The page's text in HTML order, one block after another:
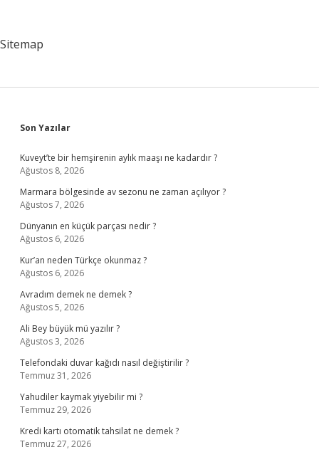
Sitemap
Sidebar
Son Yazılar
Kuveyt’te bir hemşirenin aylık maaşı ne kadardır ?
Ağustos 8, 2026
Marmara bölgesinde av sezonu ne zaman açılıyor ?
Ağustos 7, 2026
Dünyanın en küçük parçası nedir ?
Ağustos 6, 2026
Kur’an neden Türkçe okunmaz ?
Ağustos 6, 2026
Avradım demek ne demek ?
Ağustos 5, 2026
Ali Bey büyük mü yazılır ?
Ağustos 3, 2026
Telefondaki duvar kağıdı nasıl değiştirilir ?
Temmuz 31, 2026
Yahudiler kaymak yiyebilir mi ?
Temmuz 29, 2026
Kredi kartı otomatik tahsilat ne demek ?
Temmuz 27, 2026